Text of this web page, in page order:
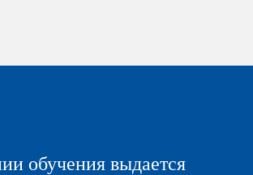
обучения выдается